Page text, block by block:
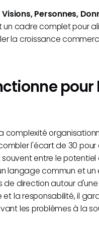
Visions, Personnes,
cadre complet pour
la croissance
pour
complexité
l'écart de 30
entre le
langage commun et
direction autour d'une
la responsabilité, il
les problèmes à la